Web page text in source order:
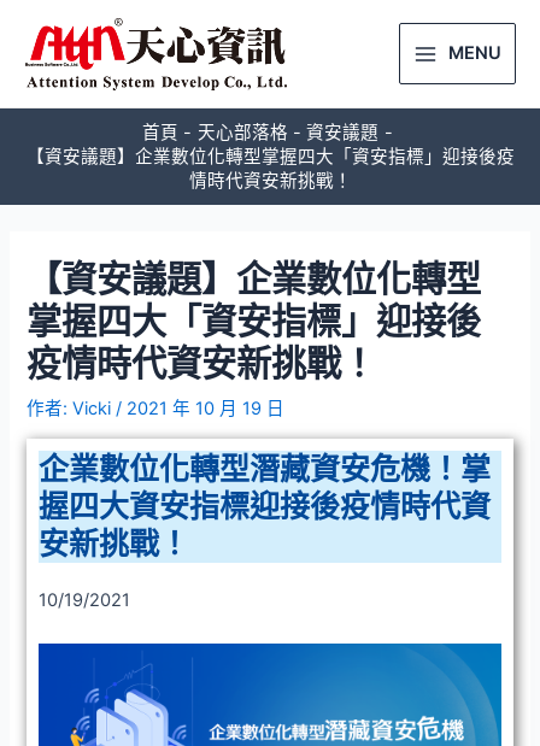
MENU
首頁 天心部落格
資安議題
【資安議題】企業數位化轉型掌握四大「資安指標」迎接後疫
情時代資安新挑戰！
【資安議題】企業數位化轉型
掌握四大「資安指標」迎接後
疫情時代資安新挑戰！
作者:Vicki/ 2021 年 10 月 19 日
企業數位化轉型潛藏資安危機！掌
握四大資安指標迎接後疫情時代資
安新挑戰！
10/19/2021